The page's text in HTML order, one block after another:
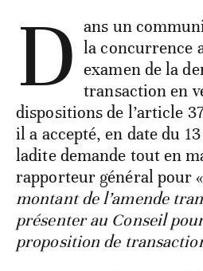
D ans un
la concurrence
examen de la
transaction en
dispositions de l’article
il a accepté, en date du
ladite demande tout en
rapporteur général pour «
montant de l’amende
présenter au Conseil
proposition de